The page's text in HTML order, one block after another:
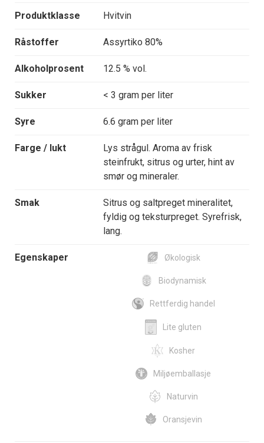
Produktklasse Hvitvin
Råstoffer Assyrtiko 80%
Alkoholprosent 12.5 % vol.
Sukker < 3 gram per liter
Syre 6.6 gram per liter
Farge / lukt
Lys strågul. Aroma av frisk
steinfrukt, sitrus og urter, hint av
smør og mineraler.
Smak
Sitrus og saltpreget mineralitet,
fyldig og teksturpreget. Syrefrisk,
lang.
Egenskaper Økologisk
Biodynamisk
Rettferdig handel
Lite gluten
Kosher
Miljøemballasje
Naturvin
Oransjevin